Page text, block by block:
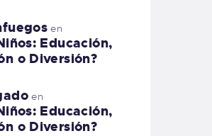
en
Educación,
o Diversión?
en
Educación,
o Diversión?